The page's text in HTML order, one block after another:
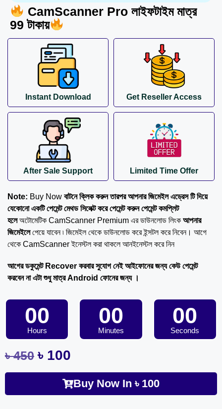
CamScanner Pro লাইফটাইম মাত্র
99 টাকায়
Instant Download Get Reseller Access
After Sale Support Limited Time Offer
Note: Buy Now বাটনে ক্লিক করুন তারপর আপনার জিমেইল এড্রেস টি দিয়ে
যেকোনো একটি পেমেন্ট মেথড সিলেক্ট করে পেমেন্ট করুন পেমেন্ট কমপ্লিট
হলেঅটোমেটিক CamScanner Premium এর ডাউনলোড লিংক আপনার
জিমেইলেপেয়ে যাবেন ৷ জিমেইল থেকে ডাউনলোড করে ইন্সটল করে নিবেন। আগে
থেকে CamScanner ইনেস্টল করা থাকলে আনইনেস্টল করে নিন
আগের ডকুমেন্ট Recover করবার সুযোগ নেই আইফোনের জন্য কেউ পেমেন্ট
করবেন না এটা শুধু মাত্র Android ফোনের জন্য ।
00
Hours
00
Minutes
00
Seconds
৳450 ৳ 100
Buy Now In৳ 100